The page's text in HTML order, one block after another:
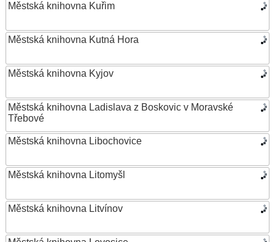
Městská knihovna Kuřim
Městská knihovna Kutná Hora
Městská knihovna Kyjov
Městská knihovna Ladislava z Boskovic v Moravské
Třebové
Městská knihovna Libochovice
Městská knihovna Litomyšl
Městská knihovna Litvínov